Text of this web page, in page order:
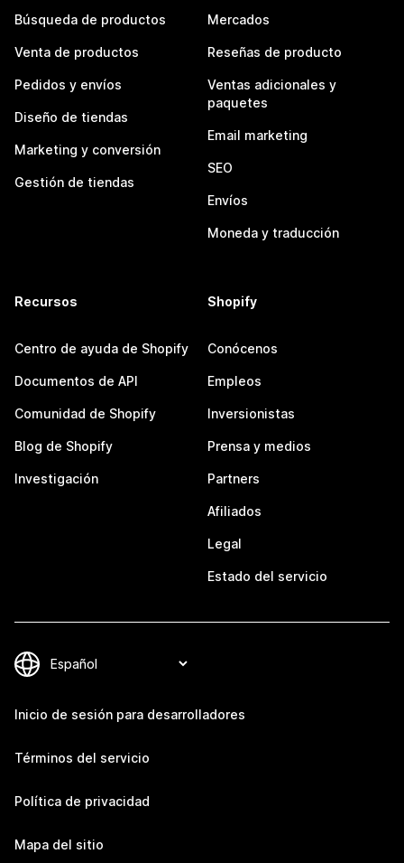
Búsqueda de productos
Venta de productos
Pedidos y envíos
Diseño de tiendas
Marketing y conversión
Gestión de tiendas
Mercados
Reseñas de producto
Ventas adicionales y
paquetes
Email marketing
SEO
Envíos
Moneda y traducción
Recursos
Centro de ayuda de Shopify
Documentos de API
Comunidad de Shopify
Blog de Shopify
Investigación
Shopify
Conócenos
Empleos
Inversionistas
Prensa y medios
Partners
Afiliados
Legal
Estado del servicio
Inicio de sesión para desarrolladores
Términos del servicio
Política de privacidad
Mapa del sitio